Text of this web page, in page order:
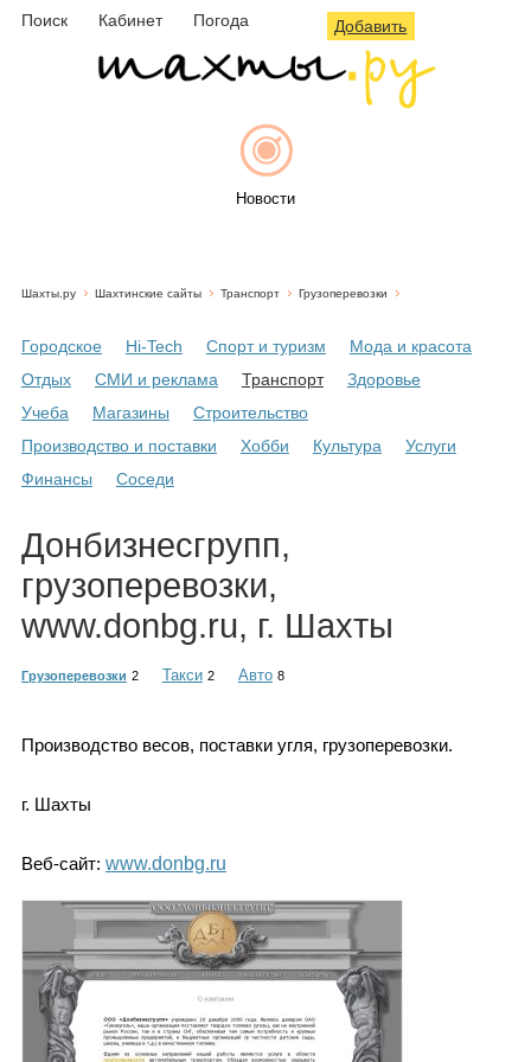
Поиск Кабинет Погода Добавить
Новости
Объявления
Каталог
Шахты.ру Шахтинские сайты Транспорт Грузоперевозки
Городское Hi-Tech Спорт и туризм
Мода и красота
Отдых
СМИ и реклама Транспорт
Здоровье
Учеба
Магазины
Строительство
Производство и поставки
Хобби Культура
Услуги
Финансы
Соседи
Донбизнесгрупп,
грузоперевозки,
www.donbg.ru, г. Шахты
Грузоперевозки 2 Такси 2 Авто 8
Производство весов, поставки угля, грузоперевозки.
г. Шахты
Веб-сайт: www.donbg.ru